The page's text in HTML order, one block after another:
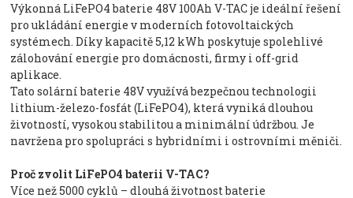
Výkonná LiFePO4 baterie 48V 100Ah V-TAC je ideální řešení
pro ukládání energie v moderních fotovoltaických
systémech. Díky kapacitě 5,12 kWh poskytuje spolehlivé
zálohování energie pro domácnosti, firmy i off-grid
aplikace.
Tato solární baterie 48V využívá bezpečnou technologii
lithium-železo-fosfát (LiFePO4), která vyniká dlouhou
životností, vysokou stabilitou a minimální údržbou. Je
navržena pro spolupráci s hybridními i ostrovními měniči.
Proč zvolit LiFePO4 baterii V-TAC?
Více než 5000 cyklů – dlouhá životnost baterie